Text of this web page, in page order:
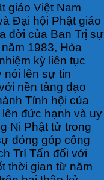
giáo Việt Nam
Đại hội Phật giáo
đời của Ban Trị sự
1983, Hòa
kỳ liên tục
nói lên sự tin
nền tảng đạo
Tỉnh hội của
đức hạnh và uy
Ni Phật tử trong
đóng góp công
Trí Tấn đối với
thời gian từ năm